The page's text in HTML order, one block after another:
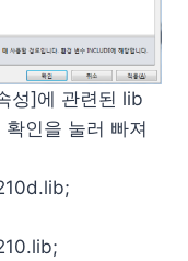
성]에 관련된 lib
인을 눌러 빠져